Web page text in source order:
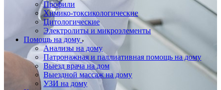
Профили
Химико-токсикологические
Цитологические
Электролиты и микроэлементы
Помощь на дому
Анализы на дому
Патронажная и паллиативная помощь на дому
Выезд врача на дом
Выездной массаж на дому
УЗИ на дому